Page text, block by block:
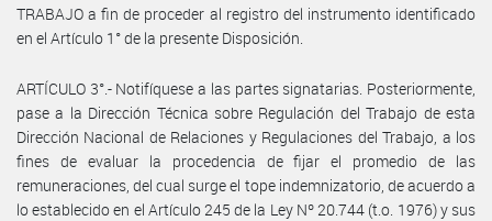
TRABAJO a fin de proceder al registro del instrumento identificado
en el Artículo 1° de la presente Disposición.
ARTÍCULO 3°.- Notifíquese a las partes signatarias. Posteriormente,
pase a la Dirección Técnica sobre Regulación del Trabajo de esta
Dirección Nacional de Relaciones y Regulaciones del Trabajo, a los
fines de evaluar la procedencia de fijar el promedio de las
remuneraciones, del cual surge el tope indemnizatorio, de acuerdo a
lo establecido en el Artículo 245 de la Ley Nº 20.744 (t.o. 1976) y sus